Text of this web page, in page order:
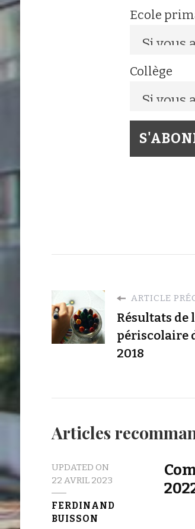
Ecole
Collège
ARTICLE
Résultats de
périscolaire
2018
Articles
UPDATED ON
22 AVRIL 2023
FERDINAND
BUISSON